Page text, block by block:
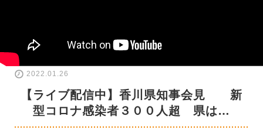
2022.01.26
【ライブ配信中】香川県知事会見 新
型コロナ感染者３００人超 県は…